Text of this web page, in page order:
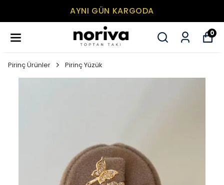
AYNI GÜN KARGODA
0
Pirinç Ürünler Pirinç Yüzük